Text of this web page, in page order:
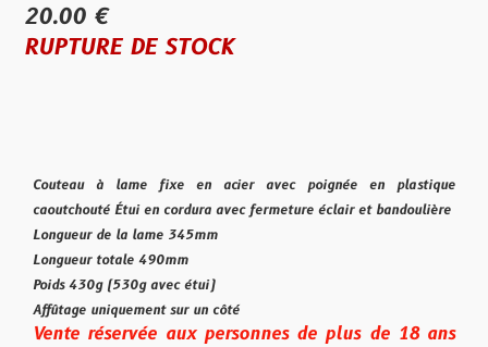
20.00 €
RUPTURE DE STOCK
Couteau à lame fixe en acier avec poignée en plastique
caoutchouté Étui en cordura avec fermeture éclair et bandoulière
Longueur de la lame 345mm
Longueur totale 490mm
Poids 430g (530g avec étui)
Affûtage uniquement sur un côté
Vente réservée aux personnes de plus de 18 ans